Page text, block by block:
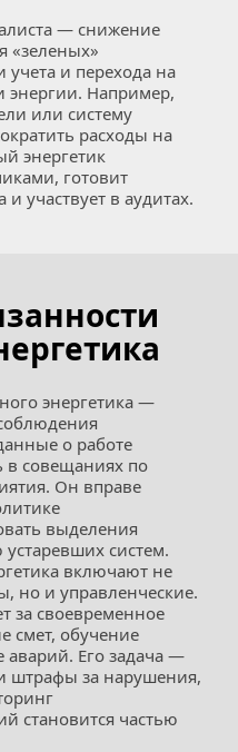
— снижение
«зеленых»
учета и перехода на
энергии. Например,
или систему
расходы на
энергетик
готовит
и участвует в аудитах.
энергетика —
о работе
в совещаниях по
Он вправе
выделения
систем.
включают не
но и управленческие.
за своевременное
смет, обучение
аварий. Его задача —
штрафы за нарушения,
становится частью